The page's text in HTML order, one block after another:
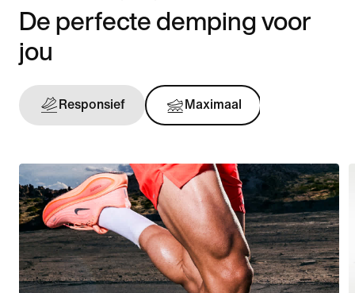
De perfecte demping voor
jou
Responsief Maximaal